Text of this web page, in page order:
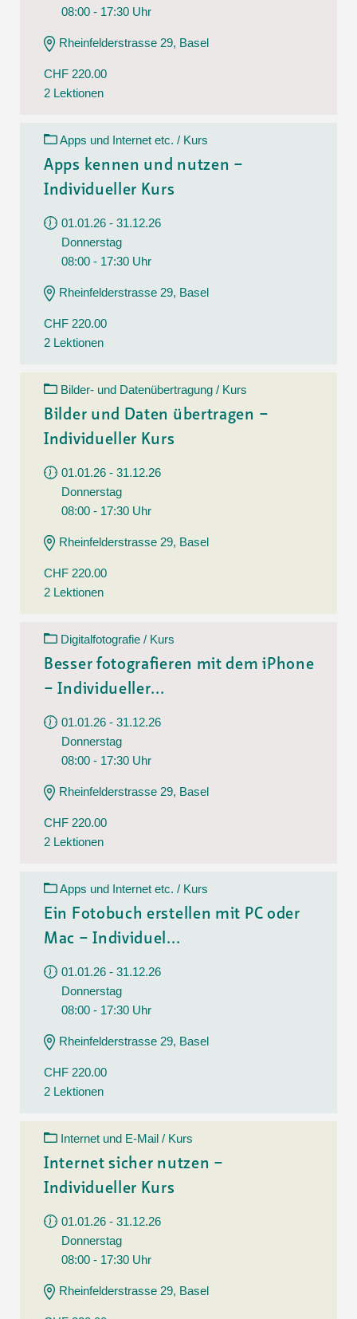
08:00 - 17:30 Uhr
Rheinfelderstrasse 29, Basel
CHF 220.00
2 Lektionen
Apps und Internet etc. / Kurs
Apps kennen und nutzen –
Individueller Kurs
01.01.26 - 31.12.26
Donnerstag
08:00 - 17:30 Uhr
Rheinfelderstrasse 29, Basel
CHF 220.00
2 Lektionen
Bilder- und Datenübertragung / Kurs
Bilder und Daten übertragen –
Individueller Kurs
01.01.26 - 31.12.26
Donnerstag
08:00 - 17:30 Uhr
Rheinfelderstrasse 29, Basel
CHF 220.00
2 Lektionen
Digitalfotografie / Kurs
Besser fotografieren mit dem iPhone
– Individueller...
01.01.26 - 31.12.26
Donnerstag
08:00 - 17:30 Uhr
Rheinfelderstrasse 29, Basel
CHF 220.00
2 Lektionen
Apps und Internet etc. / Kurs
Ein Fotobuch erstellen mit PC oder
Mac – Individuel...
01.01.26 - 31.12.26
Donnerstag
08:00 - 17:30 Uhr
Rheinfelderstrasse 29, Basel
CHF 220.00
2 Lektionen
Internet und E-Mail / Kurs
Internet sicher nutzen –
Individueller Kurs
01.01.26 - 31.12.26
Donnerstag
08:00 - 17:30 Uhr
Rheinfelderstrasse 29, Basel